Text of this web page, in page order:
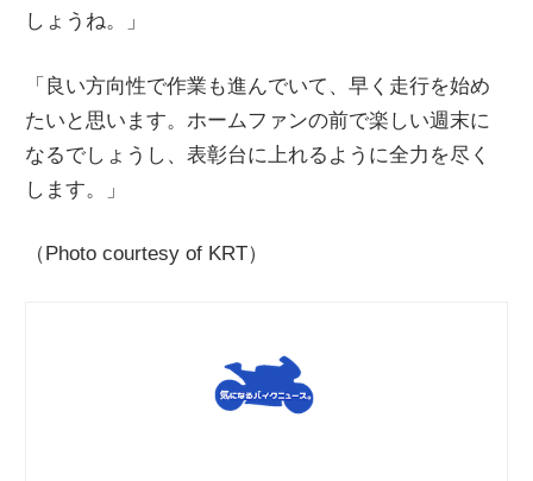
しょうね。」
「良い方向性で作業も進んでいて、早く走行を始め
たいと思います。ホームファンの前で楽しい週末に
なるでしょうし、表彰台に上れるように全力を尽く
します。」
（Photo courtesy of KRT）